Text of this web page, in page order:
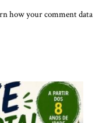
how your comment data